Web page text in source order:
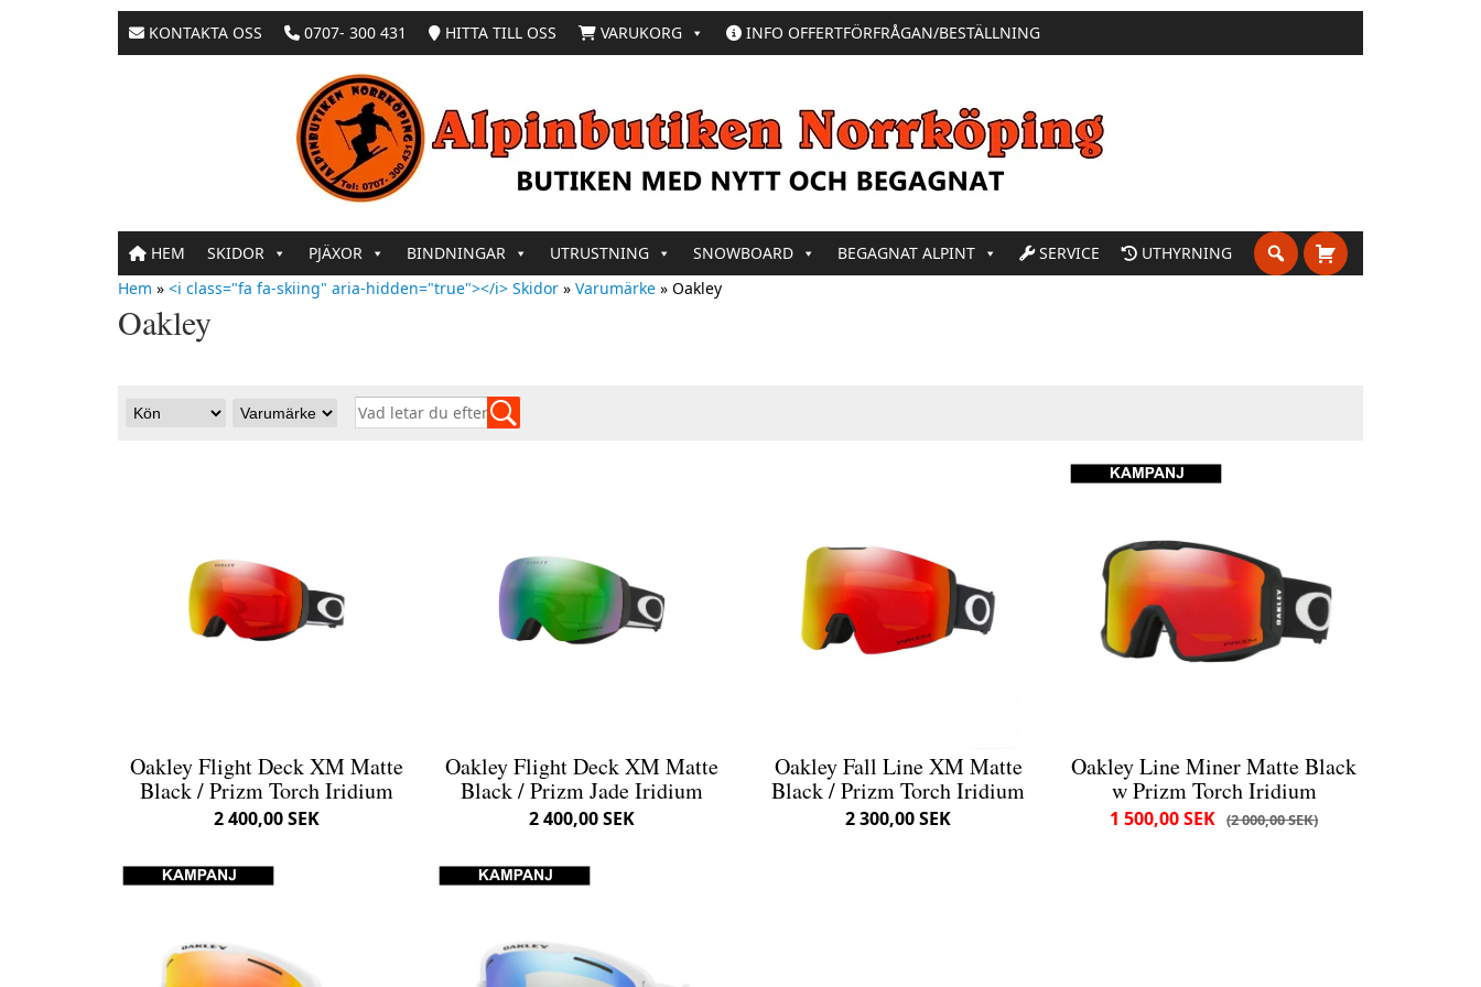
KONTAKTA OSS 0707- 300 431 HITTA TILL OSS VARUKORG INFO OFFERTFÖRFRÅGAN/BESTÄLLNING
HEM SKIDOR PJÄXOR BINDNINGAR UTRUSTNING SNOWBOARD BEGAGNAT ALPINT SERVICE
UTHYRNING
Hem » <i class="fa fa-skiing" aria-hidden="true"></i> Skidor » Varumärke » Oakley
Oakley
Oakley Flight Deck XM Matte
Black / Prizm Torch Iridium
2 400,00 SEK
Oakley Flight Deck XM Matte
Black / Prizm Jade Iridium
2 400,00 SEK
Oakley Fall Line XM Matte
Black / Prizm Torch Iridium
2 300,00 SEK
Oakley Line Miner Matte Black
w Prizm Torch Iridium
2 000,00 SEK
1 500,00 SEK